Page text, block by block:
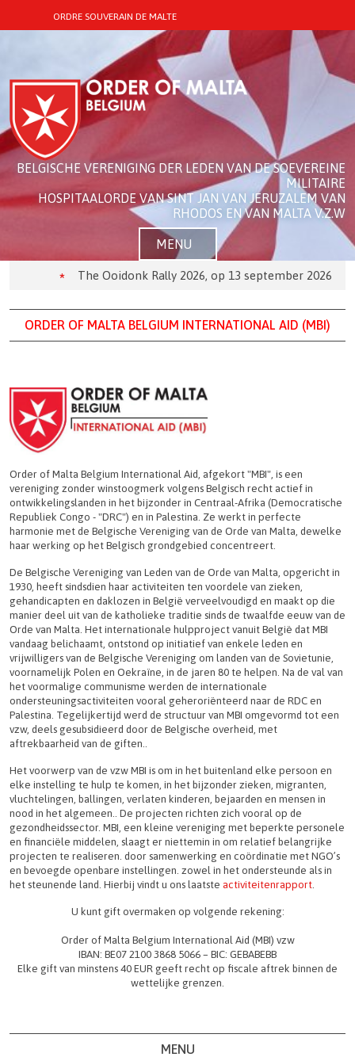
ORDRE SOUVERAIN DE MALTE
BELGISCHE VERENIGING DER LEDEN VAN DE SOEVEREINE
MILITAIRE
HOSPITAALORDE VAN SINT JAN VAN JERUZALEM VAN
RHODOS EN VAN MALTA V.Z.W
MENU
The Ooidonk Rally 2026, op 13 september 2026
ORDER OF MALTA BELGIUM INTERNATIONAL AID (MBI)
Order of Malta Belgium International Aid, afgekort "MBI", is een
vereniging zonder winstoogmerk volgens Belgisch recht actief in
ontwikkelingslanden in het bijzonder in Centraal-Afrika (Democratische
Republiek Congo - "DRC") en in Palestina. Ze werkt in perfecte
harmonie met de Belgische Vereniging van de Orde van Malta, dewelke
haar werking op het Belgisch grondgebied concentreert.
De Belgische Vereniging van Leden van de Orde van Malta, opgericht in
1930, heeft sindsdien haar activiteiten ten voordele van zieken,
gehandicapten en daklozen in België verveelvoudigd en maakt op die
manier deel uit van de katholieke traditie sinds de twaalfde eeuw van de
Orde van Malta. Het internationale hulpproject vanuit België dat MBI
vandaag belichaamt, ontstond op initiatief van enkele leden en
vrijwilligers van de Belgische Vereniging om landen van de Sovietunie,
voornamelijk Polen en Oekraïne, in de jaren 80 te helpen. Na de val van
het voormalige communisme werden de internationale
ondersteuningsactiviteiten vooral geheroriënteerd naar de RDC en
Palestina. Tegelijkertijd werd de structuur van MBI omgevormd tot een
vzw, deels gesubsidieerd door de Belgische overheid, met
aftrekbaarheid van de giften..
Het voorwerp van de vzw MBI is om in het buitenland elke persoon en
elke instelling te hulp te komen, in het bijzonder zieken, migranten,
vluchtelingen, ballingen, verlaten kinderen, bejaarden en mensen in
nood in het algemeen.. De projecten richten zich vooral op de
gezondheidssector. MBI, een kleine vereniging met beperkte personele
en financiële middelen, slaagt er niettemin in om relatief belangrijke
projecten te realiseren. door samenwerking en coördinatie met NGO’s
en bevoegde openbare instellingen. zowel in het ondersteunde als in
het steunende land. Hierbij vindt u ons laatste activiteitenrapport
U kunt gift overmaken op volgende rekening:
Order of Malta Belgium International Aid (MBI) vzw
IBAN: BE07 2100 3868 5066 – BIC: GEBABEBB
Elke gift van minstens 40 EUR geeft recht op fiscale aftrek binnen de
wettelijke grenzen.
MENU